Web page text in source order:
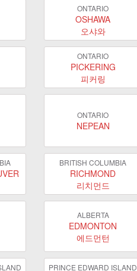
ONTARIO
OSHAWA
오샤와
ONTARIO
PICKERING
피커링
ONTARIO
NEPEAN
BRITISH COLUMBIA
RICHMOND
리치먼드
ALBERTA
EDMONTON
에드먼턴
PRINCE EDWARD ISLAND